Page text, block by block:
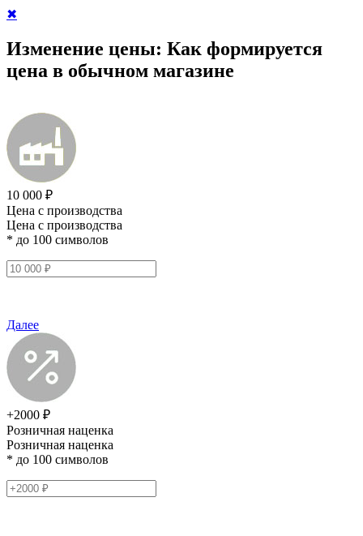
✖
Изменение цены: Как формируется
цена в обычном магазине
10 000 ₽
Цена с производства
Цена с производства
* до 100 символов
Далее
+2000 ₽
Розничная наценка
Розничная наценка
* до 100 символов